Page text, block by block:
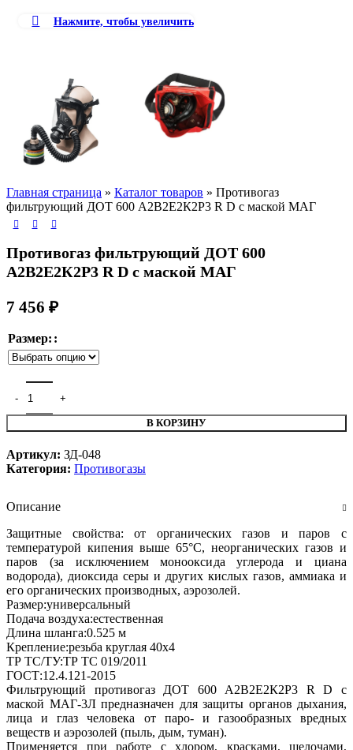
Нажмите, чтобы увеличить
Главная страница » Каталог товаров » Противогаз
фильтрующий ДОТ 600 A2B2E2К2P3 R D с маской МАГ
Противогаз фильтрующий ДОТ 600
A2B2E2К2P3 R D с маской МАГ
7 456 ₽
Размер:
В КОРЗИНУ
Артикул: ЗД-048
Категория: Противогазы
Описание
Защитные свойства: от органических газов и паров с
температурой кипения выше 65°С, неорганических газов и
паров (за исключением монооксида углерода и циана
водорода), диоксида серы и других кислых газов, аммиака и
его органических производных, аэрозолей.
Размер:универсальный
Подача воздуха:естественная
Длина шланга:0.525 м
Крепление:резьба круглая 40х4
ТР ТС/ТУ:ТР ТС 019/2011
ГОСТ:12.4.121-2015
Фильтрующий противогаз ДОТ 600 A2B2E2К2P3 R D с
маской МАГ-3Л предназначен для защиты органов дыхания,
лица и глаз человека от паро- и газообразных вредных
веществ и аэрозолей (пыль, дым, туман).
Применяется при работе с хлором, красками, щелочами,